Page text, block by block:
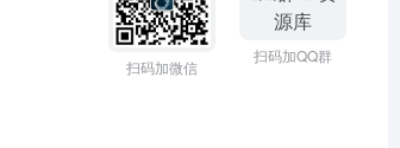
扫码加微信
扫码加QQ群